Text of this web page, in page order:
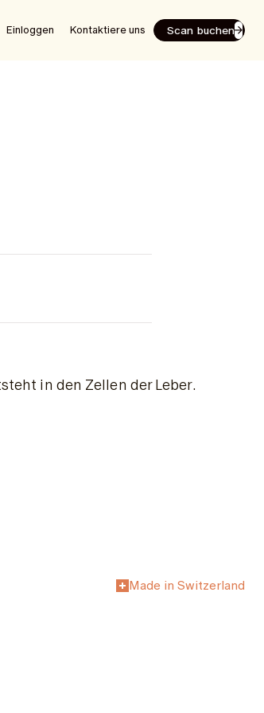
Einloggen Kontaktiere uns Scan buchen
in den Zellen der Leber.
Made in Switzerland